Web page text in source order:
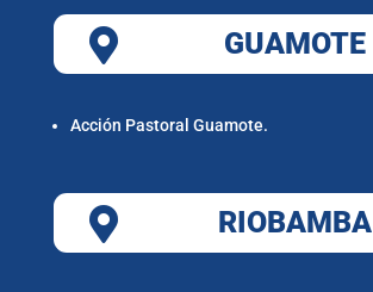
 GUAMOTE
Acción Pastoral Guamote.
 RIOBAMBA